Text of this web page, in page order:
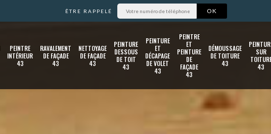
ÊTRE RAPPELÉ
PEINTRE
INTÉRIEUR
43
RAVALEMENT
DE FAÇADE
43
NETTOYAGE
DE FAÇADE
43
PEINTURE
DESSOUS
DE TOIT
43
PEINTURE
ET
DÉCAPAGE
DE VOLET
43
PEINTRE
ET
PEINTURE
DE
FAÇADE
43
DÉMOUSSAGE
DE TOITURE
43
SUR
43